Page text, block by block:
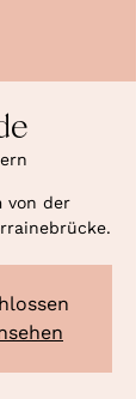
von der